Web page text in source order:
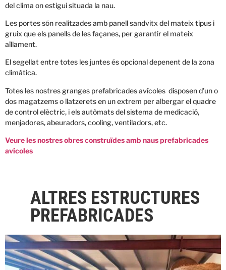
del clima on estigui situada la nau.
Les portes són realitzades amb panell sandvitx del mateix tipus i
gruix que els panells de les façanes, per garantir el mateix
aïllament.
El segellat entre totes les juntes és opcional depenent de la zona
climàtica.
Totes les nostres granges prefabricadesavícoles disposen d’un o
dos magatzems o llatzerets en un extrem per albergar el quadre
de control elèctric, i els autòmats del sistema de medicació,
menjadores, abeuradors, cooling, ventiladors, etc.
Veure les nostres obres construïdes amb naus prefabricades
avícoles
ALTRES ESTRUCTURES
PREFABRICADES